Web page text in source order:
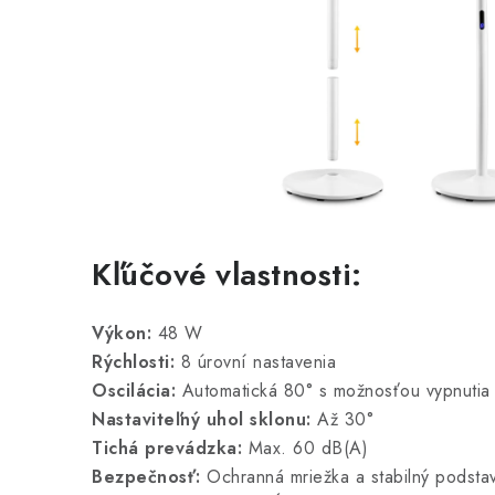
Kľúčové vlastnosti:
Výkon: 48 W
Rýchlosti: 8 úrovní nastavenia
Oscilácia: Automatická 80° s možnosťou vypnutia
Nastaviteľný uhol sklonu: Až 30°
Tichá prevádzka: Max. 60 dB(A)
Bezpečnosť: Ochranná mriežka a stabilný